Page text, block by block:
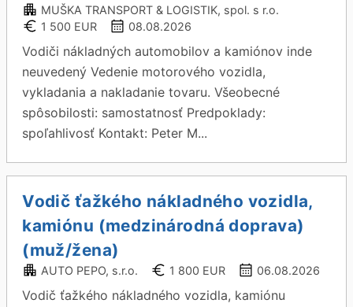
MUŠKA TRANSPORT & LOGISTIK, spol. s r.o.
1 500 EUR
08.08.2026
Vodiči nákladných automobilov a kamiónov inde
neuvedený Vedenie motorového vozidla,
vykladania a nakladanie tovaru. Všeobecné
spôsobilosti: samostatnosť Predpoklady:
spoľahlivosť Kontakt: Peter M...
Vodič ťažkého nákladného vozidla,
kamiónu (medzinárodná doprava)
(muž/žena)
AUTO PEPO, s.r.o. 1 800 EUR 06.08.2026
Vodič ťažkého nákladného vozidla, kamiónu